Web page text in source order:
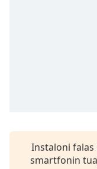
Chapters
Chapters
Instaloni falas
smartfonin